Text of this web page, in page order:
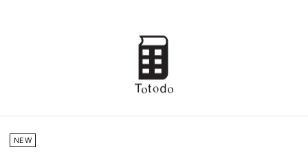
NEW